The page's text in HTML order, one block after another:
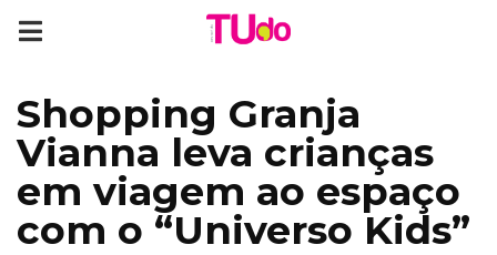
Shopping Granja
Vianna leva crianças
em viagem ao espaço
com o “Universo Kids”